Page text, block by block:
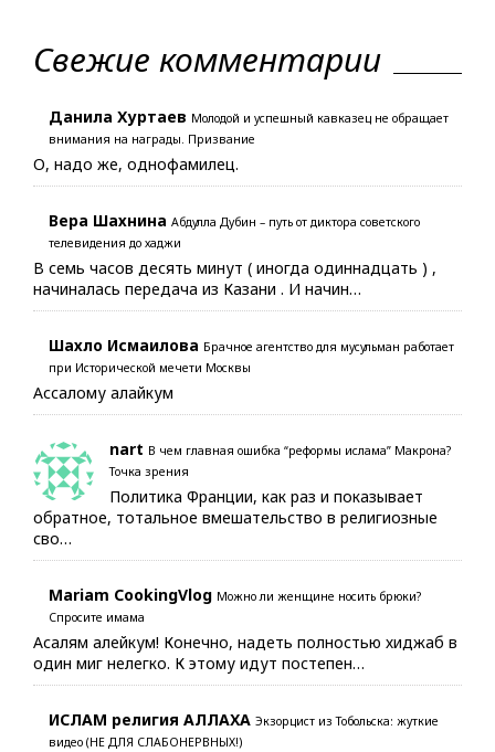
Свежие комментарии
Данила Хуртаев Молодой и успешный кавказец не обращает
внимания на награды. Призвание
О, надо же, однофамилец.
Вера Шахнина Абдулла Дубин – путь от диктора советского
телевидения до хаджи
В семь часов десять минут ( иногда одиннадцать ) ,
начиналась передача из Казани . И начин…
Шахло Исмаилова Брачное агентство для мусульман работает
при Исторической мечети Москвы
Ассалому алайкум
nart В чем главная ошибка “реформы ислама” Макрона?
Точка зрения
Политика Франции, как раз и показывает
обратное, тотальное вмешательство в религиозные
сво…
Mariam CookingVlog Можно ли женщине носить брюки?
Спросите имама
Асалям алейкум! Конечно, надеть полностью хиджаб в
один миг нелегко. К этому идут постепен…
ИСЛАМ религия АЛЛАХА Экзорцист из Тобольска: жуткие
видео (НЕ ДЛЯ СЛАБОНЕРВНЫХ!)